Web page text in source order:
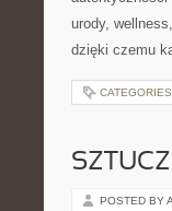
urody,
dzięki czemu
POSTED BY